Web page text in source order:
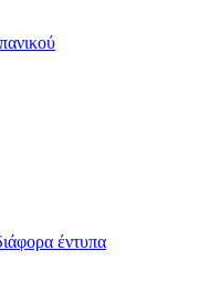
έντυπα